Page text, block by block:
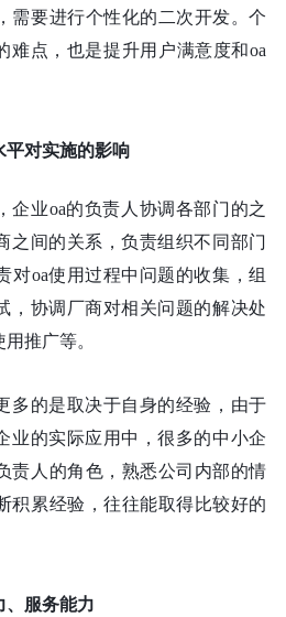
需要进行个性化的二次开发。个
难点，也是提升用户满意度和oa
平对实施的影响
企业oa的负责人协调各部门的之
之间的关系，负责组织不同部门
对oa使用过程中问题的收集，组
，协调厂商对相关问题的解决处
推广等。
多的是取决于自身的经验，由于
业的实际应用中，很多的中小企
责人的角色，熟悉公司内部的情
积累经验，往往能取得比较好的
、服务能力